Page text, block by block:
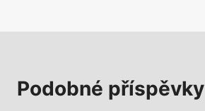
Podobné příspěvky